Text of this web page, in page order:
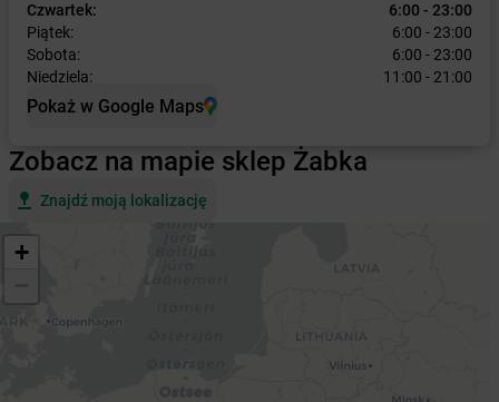
Czwartek:
6:00 - 23:00
Piątek:
6:00 - 23:00
Sobota:
6:00 - 23:00
Niedziela:
11:00 - 21:00
Pokaż w Google Maps
Zobacz na mapie sklep Żabka
Znajdź moją lokalizację
+